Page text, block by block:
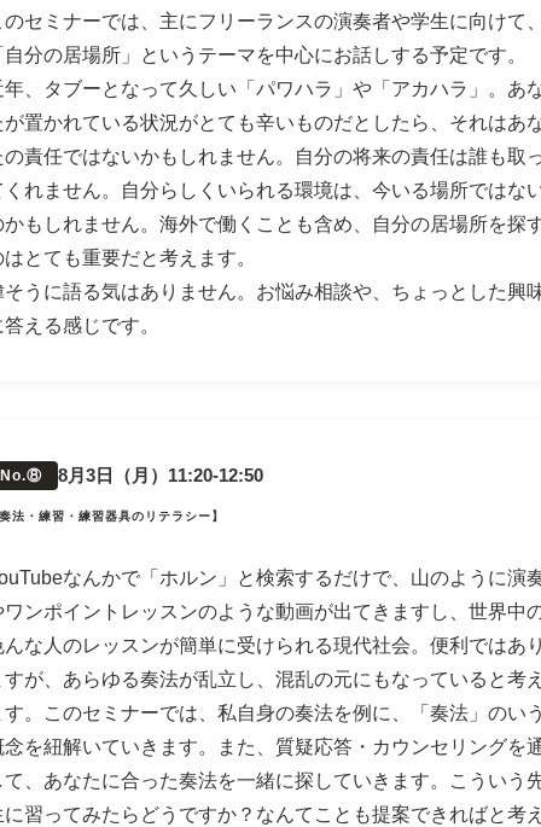
のセミナーでは、主にフリーランスの演奏者や学生に向けて、
自分の居場所」というテーマを中心にお話しする予定です。
年、タブーとなって久しい「パワハラ」や「アカハラ」。あ
が置かれている状況がとても辛いものだとしたら、それはあ
の責任ではないかもしれません。自分の将来の責任は誰も取
くれません。自分らしくいられる環境は、今いる場所ではな
かもしれません。海外で働くことも含め、自分の居場所を探
はとても重要だと考えます。
そうに語る気はありません。お悩み相談や、ちょっとした興
答える感じです。
No.⑧ 8月3日（月）11:20-12:50
法・練習・練習器具のリテラシー】
なんかで「ホルン」と検索するだけで、山のように演
ワンポイントレッスンのような動画が出てきますし、世界中
んな人のレッスンが簡単に受けられる現代社会。便利ではあり
すが、あらゆる奏法が乱立し、混乱の元にもなっていると考え
す。このセミナーでは、私自身の奏法を例に、「奏法」のいう
念を紐解いていきます。また、質疑応答・カウンセリングを
て、あなたに合った奏法を一緒に探していきます。こういう
に習ってみたらどうですか？なんてことも提案できればと考え